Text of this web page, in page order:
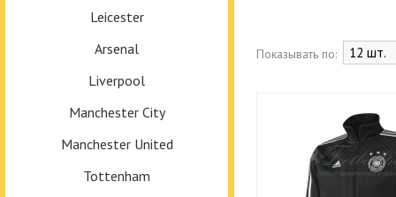
Leicester
Arsenal
Liverpool
Manchester City
Manchester United
Tottenham
Показывать по: